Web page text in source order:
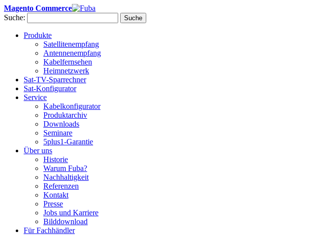
Magento Commerce
Suche:
Suche
Produkte
Satellitenempfang
Antennenempfang
Kabelfernsehen
Heimnetzwerk
Sat-TV-Sparrechner
Sat-Konfigurator
Service
Kabelkonfigurator
Produktarchiv
Downloads
Seminare
5plus1-Garantie
Über uns
Historie
Warum Fuba?
Nachhaltigkeit
Referenzen
Kontakt
Presse
Jobs und Karriere
Bilddownload
Für Fachhändler